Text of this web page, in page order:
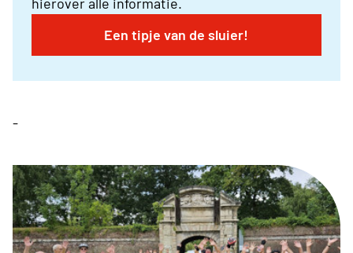
Een tipje van de sluier!
-